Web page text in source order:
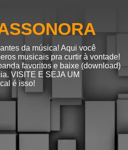
da música! Aqui você
musicais pra curtir à vontade!
favoritos e baixe (download)
VISITE E SEJA UM
é isso!